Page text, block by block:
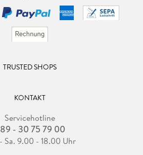
TRUSTED SHOPS
KONTAKT
Servicehotline
- 30 75 79 00
Sa. 9.00 - 18.00 Uhr